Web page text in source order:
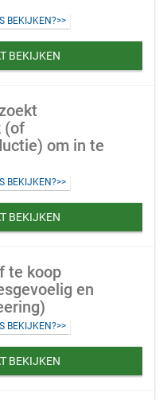
BEKIJKEN?>>
BEKIJKEN
(of
om in te
BEKIJKEN?>>
BEKIJKEN
te koop
en
BEKIJKEN?>>
BEKIJKEN